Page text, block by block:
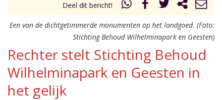
Deel dit bericht!
Een van de dichtgetimmerde monumenten op het landgoed. (Foto:
Stichting Behoud Wilhelminapark en Geesten)
Rechter stelt Stichting Behoud
Wilhelminapark en Geesten in
het gelijk